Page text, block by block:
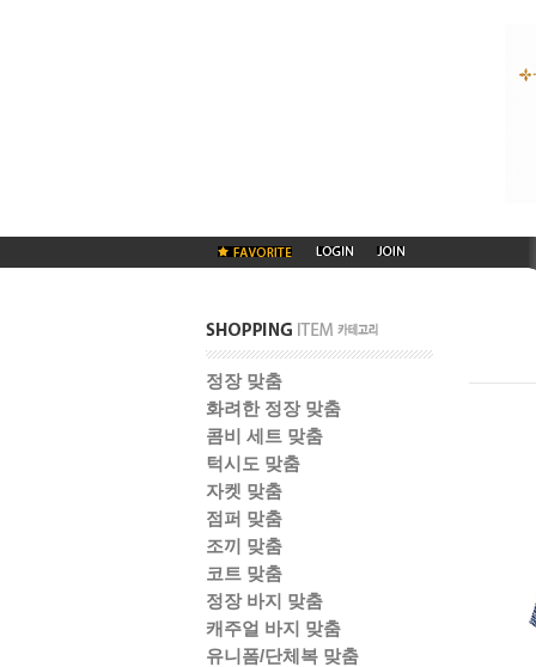
정장 맞춤
화려한 정장 맞춤
콤비 세트 맞춤
턱시도 맞춤
자켓 맞춤
점퍼 맞춤
조끼 맞춤
코트 맞춤
정장 바지 맞춤
캐주얼 바지 맞춤
유니폼/단체복 맞춤